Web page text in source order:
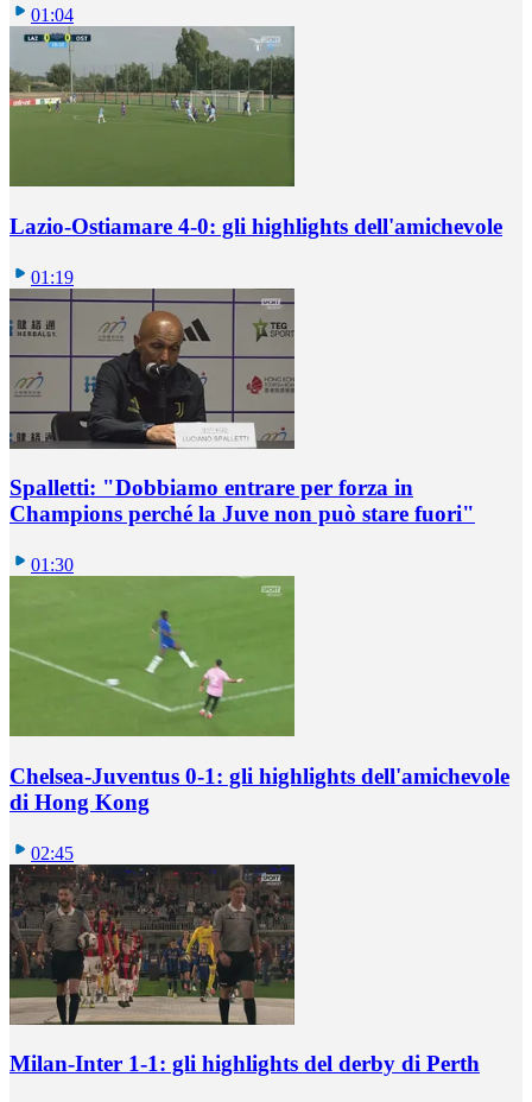
01:04
Lazio-Ostiamare 4-0: gli highlights dell'amichevole
01:19
Spalletti: "Dobbiamo entrare per forza in
Champions perché la Juve non può stare fuori"
01:30
Chelsea-Juventus 0-1: gli highlights dell'amichevole
di Hong Kong
02:45
Milan-Inter 1-1: gli highlights del derby di Perth